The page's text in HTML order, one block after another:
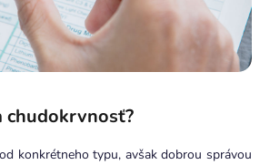
chudokrvnosť?
konkrétneho typu, avšak dobrou správou